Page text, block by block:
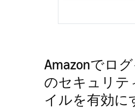
Amazonでロ
のセキュリテ
イルを有効に